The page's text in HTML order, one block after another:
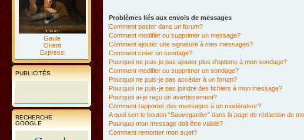
Gaule
Orient
Express
PUBLICITÉS
RECHERCHE
GOOGLE
Problèmes liés aux envois de messages
Comment poster dans un forum?
Comment modifier ou supprimer un message?
Comment ajouter une signature à mes messages?
Comment créer un sondage?
Pourquoi ne puis-je pas ajouter plus d’options à mon sondage?
Comment modifier ou supprimer un sondage?
Pourquoi ne puis-je pas accéder à un forum?
Pourquoi ne puis-je pas joindre des fichiers à mon message?
Pourquoi ai-je reçu un avertissement?
Comment rapporter des messages à un modérateur?
A quoi sert le bouton “Sauvegarder” dans la page de rédaction de
Pourquoi mon message doit être validé?
Comment remonter mon sujet?